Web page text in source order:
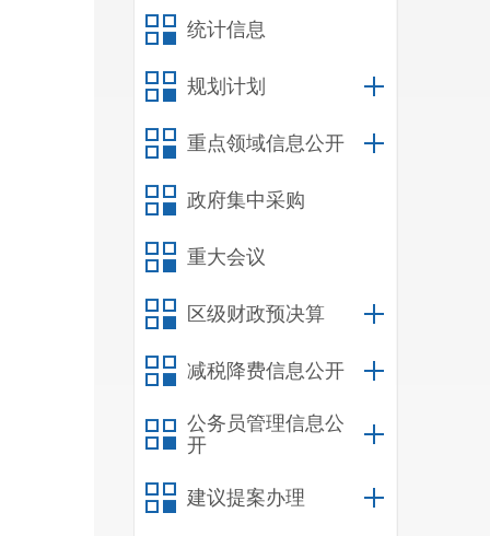
统计信息
规划计划
重点领域信息公开
政府集中采购
重大会议
区级财政预决算
减税降费信息公开
公务员管理信息公
开
建议提案办理